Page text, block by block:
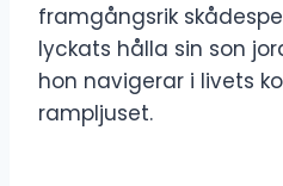
framgångsrik
lyckats hålla sin son
hon navigerar i livets
rampljuset.